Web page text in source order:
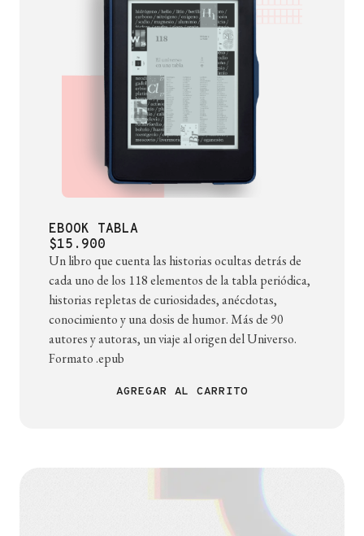
EBOOK TABLA
$15.900
Un libro que cuenta las historias ocultas detrás de
cada uno de los 118 elementos de la tabla periódica,
historias repletas de curiosidades, anécdotas,
conocimiento y una dosis de humor. Más de 90
autores y autoras, un viaje al origen del Universo.
Formato .epub
AGREGAR AL CARRITO